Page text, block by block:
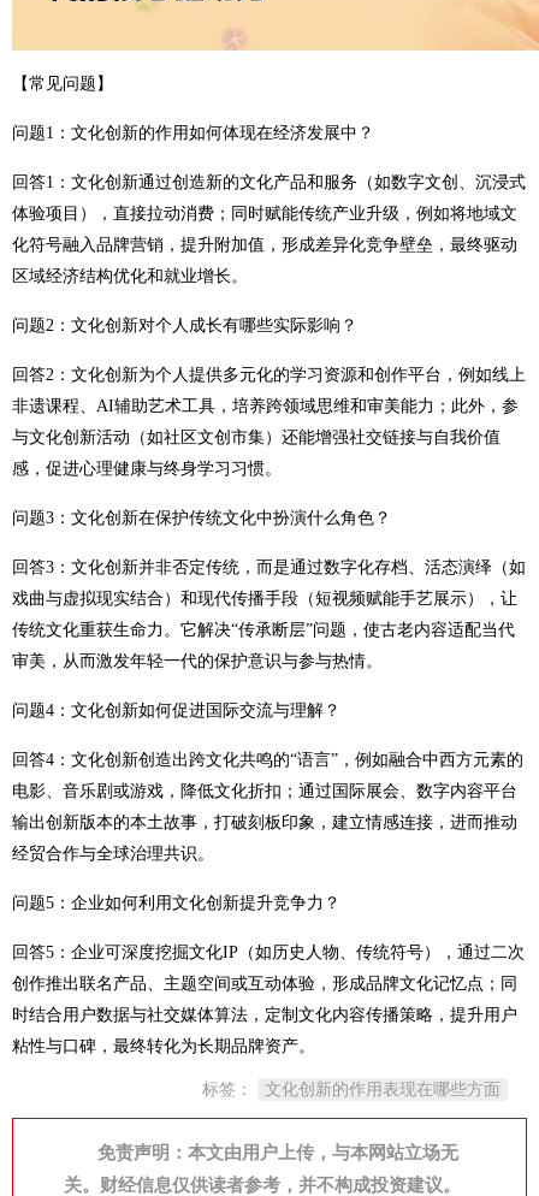
【常见问题】
问题1：文化创新的作用如何体现在经济发展中？
回答1：文化创新通过创造新的文化产品和服务（如数字文创、沉浸式
体验项目），直接拉动消费；同时赋能传统产业升级，例如将地域文
化符号融入品牌营销，提升附加值，形成差异化竞争壁垒，最终驱动
区域经济结构优化和就业增长。
问题2：文化创新对个人成长有哪些实际影响？
回答2：文化创新为个人提供多元化的学习资源和创作平台，例如线上
非遗课程、AI辅助艺术工具，培养跨领域思维和审美能力；此外，参
与文化创新活动（如社区文创市集）还能增强社交链接与自我价值
感，促进心理健康与终身学习习惯。
问题3：文化创新在保护传统文化中扮演什么角色？
回答3：文化创新并非否定传统，而是通过数字化存档、活态演绎（如
戏曲与虚拟现实结合）和现代传播手段（短视频赋能手艺展示），让
传统文化重获生命力。它解决“传承断层”问题，使古老内容适配当代
审美，从而激发年轻一代的保护意识与参与热情。
问题4：文化创新如何促进国际交流与理解？
回答4：文化创新创造出跨文化共鸣的“语言”，例如融合中西方元素的
电影、音乐剧或游戏，降低文化折扣；通过国际展会、数字内容平台
输出创新版本的本土故事，打破刻板印象，建立情感连接，进而推动
经贸合作与全球治理共识。
问题5：企业如何利用文化创新提升竞争力？
回答5：企业可深度挖掘文化IP（如历史人物、传统符号），通过二次
创作推出联名产品、主题空间或互动体验，形成品牌文化记忆点；同
时结合用户数据与社交媒体算法，定制文化内容传播策略，提升用户
粘性与口碑，最终转化为长期品牌资产。
标签： 文化创新的作用表现在哪些方面
免责声明：本文由用户上传，与本网站立场无
关。财经信息仅供读者参考，并不构成投资建议。